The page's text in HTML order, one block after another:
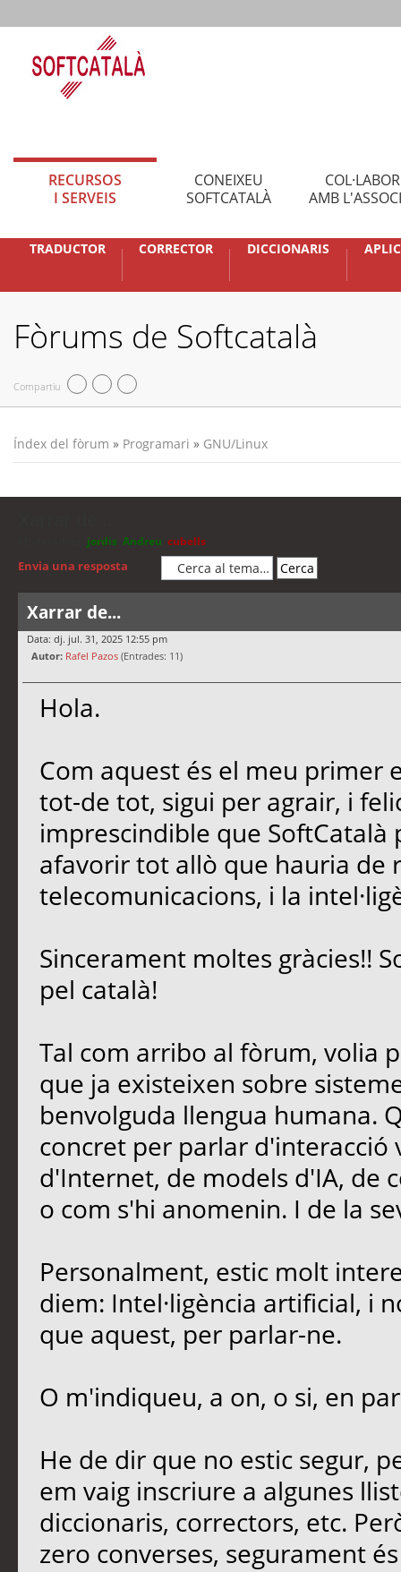
RECURSOS
I SERVEIS
CONEIXEU
SOFTCATALÀ
AMB
TRADUCTOR CORRECTOR DICCIONARIS
Fòrums de Softcatalà
Compartiu
Índex del fòrum » Programari » GNU/Linux
jordis Andreu cubells
Envia una resposta
Xarrar de...
Data: dj. jul. 31, 2025 12:55 pm
Autor: Rafel Pazos (Entrades: 11)
Hola.
Com aquest és el meu primer
tot-de tot, sigui per agrair, i
imprescindible que SoftCatalà
afavorir tot allò que hauria de
telecomunicacions, i la
Sincerament moltes gràcies!!
pel català!
Tal com arribo al fòrum, volia
que ja existeixen sobre
benvolguda llengua humana.
concret per parlar d'interacció
d'Internet, de models d'IA, de
o com s'hi anomenin. I de la
Personalment, estic molt
diem: Intel·ligència artificial, i
que aquest, per parlar-ne.
O m'indiqueu, a on, o si, en
He de dir que no estic segur,
em vaig inscriure a algunes
diccionaris, correctors, etc.
zero converses, segurament